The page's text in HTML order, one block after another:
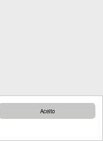
Aceito